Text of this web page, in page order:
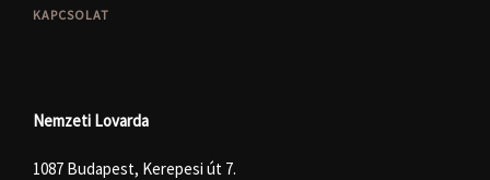
KAPCSOLAT
Nemzeti Lovarda
1087 Budapest, Kerepesi út 7.